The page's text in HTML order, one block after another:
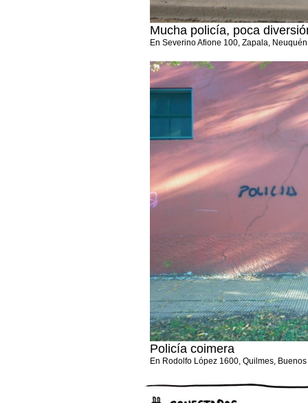
Mucha policía, poca
En Severino Afione 100, Zapala,
Policía coimera
En Rodolfo López 1600, Quilmes, Buenos